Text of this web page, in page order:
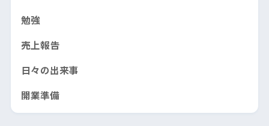
勉強
売上報告
日々の出来事
開業準備